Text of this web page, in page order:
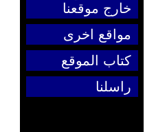
خارج موقعنا
مواقع اخرى
كتاب الموقع
راسلنا